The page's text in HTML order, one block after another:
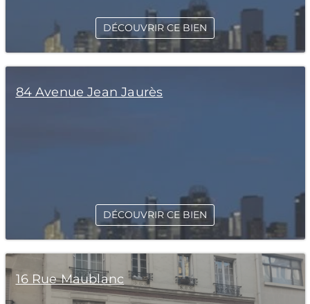
DÉCOUVRIR CE BIEN
84 Avenue Jean Jaurès
DÉCOUVRIR CE BIEN
16 Rue Maublanc